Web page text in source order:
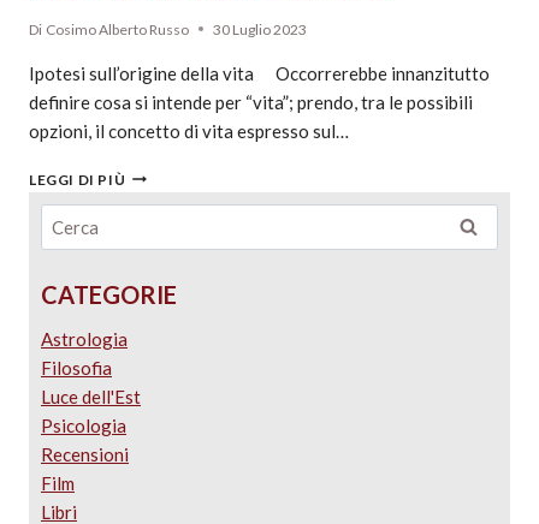
Di Cosimo Alberto Russo 30 Luglio 2023
Ipotesi sull’origine della vita Occorrerebbe innanzitutto
definire cosa si intende per “vita”; prendo, tra le possibili
opzioni, il concetto di vita espresso sul…
LEGGI DI PIÙ
CATEGORIE
Astrologia
Filosofia
Luce dell'Est
Psicologia
Recensioni
Film
Libri